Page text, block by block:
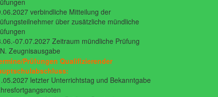
verbindliche Mitteilung der
über zusätzliche mündliche
07.07.2027 Zeitraum mündliche Prüfung
Zeugnisausgabe
Prüfungen Qualifizierender
letzter Unterrichtstag und Bekanntgabe